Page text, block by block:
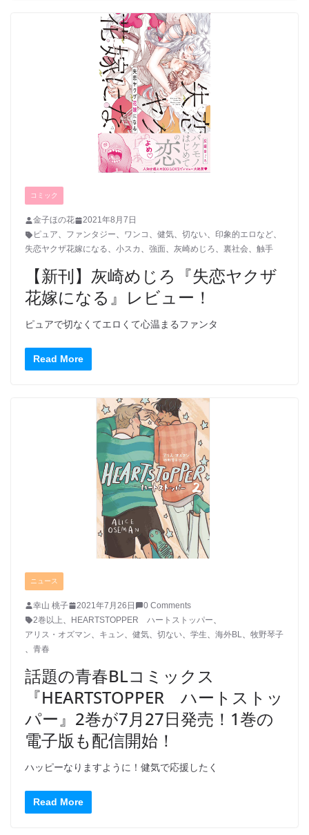
コミック
金子ほの花
2021年8月7日
ピュア、 ファンタジー、 ワンコ 、 健気、 切ない、 印象的エロなど、
失恋ヤクザ花嫁になる、 小スカ 、 強面、 灰崎めじろ、 裏社会、 触手
【新刊】灰崎めじろ『失恋ヤクザ
花嫁になる』レビュー！
ピュアで切なくてエロくて心温まるファンタ
Read More
ニュース
幸山 桃子 2021年7月26日
0 Comments
2巻以上
HEARTSTOPPER ハートストッパー
アリス・オズマン
キュン 健気 切ない 学生 海外BL
牧野琴子
青春
話題の青春BLコミックス
『HEARTSTOPPER ハートストッ
パー』2巻が7月27日発売！1巻の
電子版も配信開始！
ハッピーなりますように！健気で応援したく
Read More